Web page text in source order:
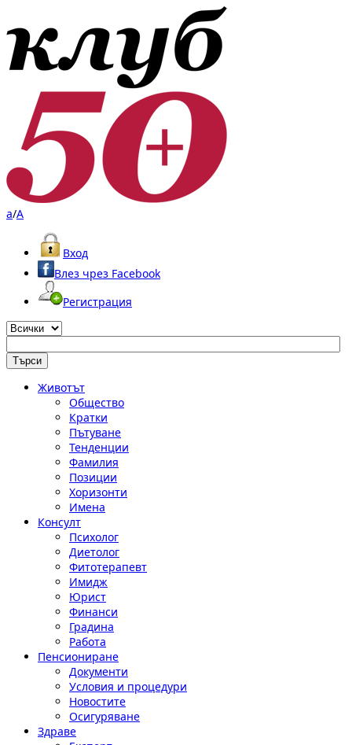
a/A
Вход
Влез чрез Facebook
Регистрация
Животът
Общество
Кратки
Пътуване
Тенденции
Фамилия
Позиции
Хоризонти
Имена
Консулт
Психолог
Диетолог
Фитотерапевт
Имидж
Юрист
Финанси
Градина
Работа
Пенсиониране
Документи
Условия и процедури
Новостите
Осигуряване
Здраве